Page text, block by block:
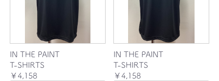
IN THE PAINT
T-SHIRTS
￥4,158
IN THE PAINT
T-SHIRTS
￥4,158